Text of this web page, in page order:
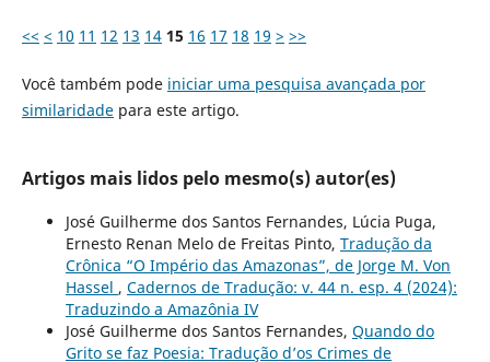
<< < 10 11 12 13 14 15 16 17 18 19 > >>
Você também pode iniciar uma pesquisa avançada por
similaridadepara este artigo.
Artigos mais lidos pelo mesmo(s) autor(es)
José Guilherme dos Santos Fernandes, Lúcia Puga,
Ernesto Renan Melo de Freitas Pinto, Tradução da
Crônica “O Império das Amazonas”, de Jorge M. Von
Hassel , Cadernos de Tradução: v. 44 n. esp. 4 (2024):
Traduzindo a Amazônia IV
José Guilherme dos Santos Fernandes, Quando do
Grito se faz Poesia: Tradução d’os Crimes de